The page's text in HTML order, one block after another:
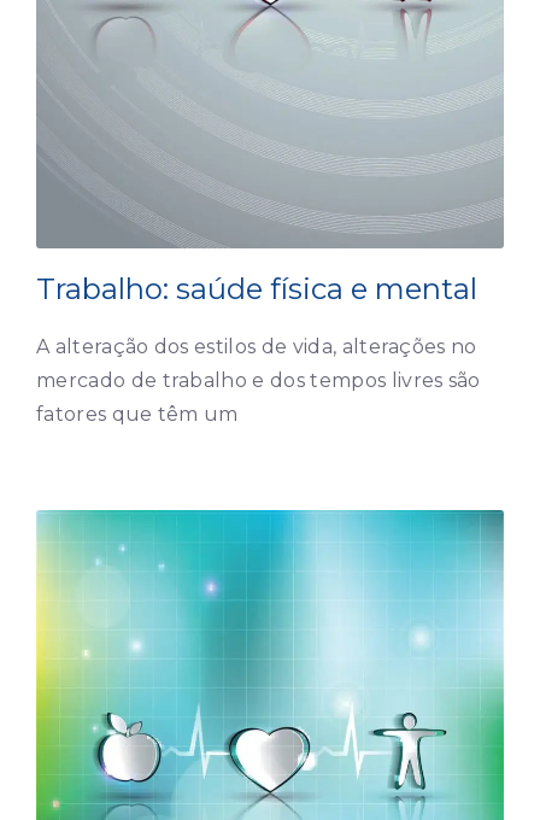
Trabalho: saúde física e mental
A alteração dos estilos de vida, alterações no
mercado de trabalho e dos tempos livres são
fatores que têm um